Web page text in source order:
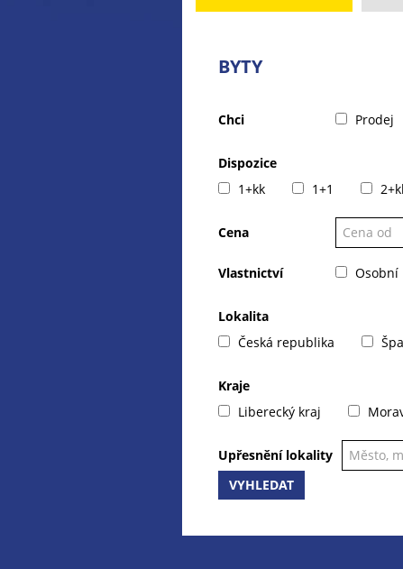
BYTY
Chci Prodej
Dispozice
1+kk
1+1
Cena
Vlastnictví Osobní
Lokalita
Česká republika
Kraje
Liberecký kraj
Upřesnění lokality
VYHLEDAT